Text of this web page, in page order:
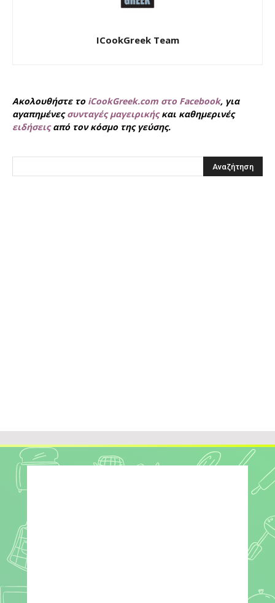
ICookGreek Team
Ακολουθήστε το iCookGreek.com στο Facebook, για
αγαπημένεςσυνταγές μαγειρικήςκαι καθημερινές
ειδήσειςαπό τον κόσμο της γεύσης.